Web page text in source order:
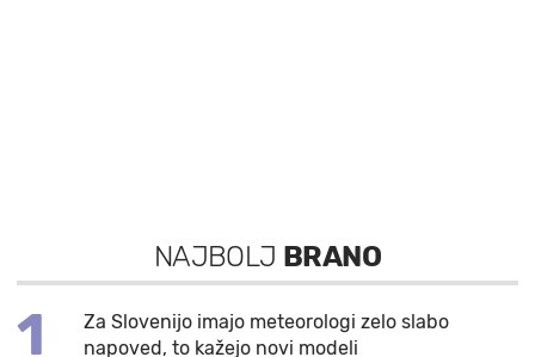
NAJBOLJ BRANO
1
Za Slovenijo imajo meteorologi zelo slabo
napoved, to kažejo novi modeli